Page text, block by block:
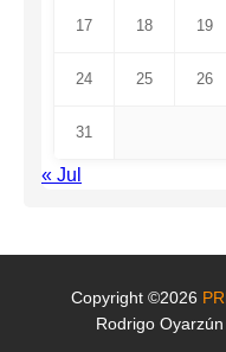
17 18 19
24 25 26
31
« Jul
Copyright ©2026
Rodrigo